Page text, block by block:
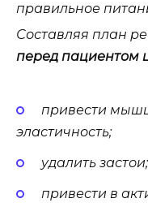
правильное
Составляя план
перед пациентом
привести
эластичность;
удалить застои;
привести в